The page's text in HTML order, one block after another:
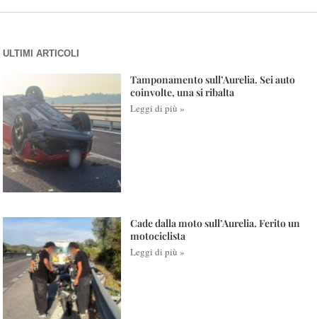
ULTIMI ARTICOLI
Tamponamento sull’Aurelia. Sei auto
coinvolte, una si ribalta
Leggi di più »
Cade dalla moto sull’Aurelia. Ferito un
motociclista
Leggi di più »